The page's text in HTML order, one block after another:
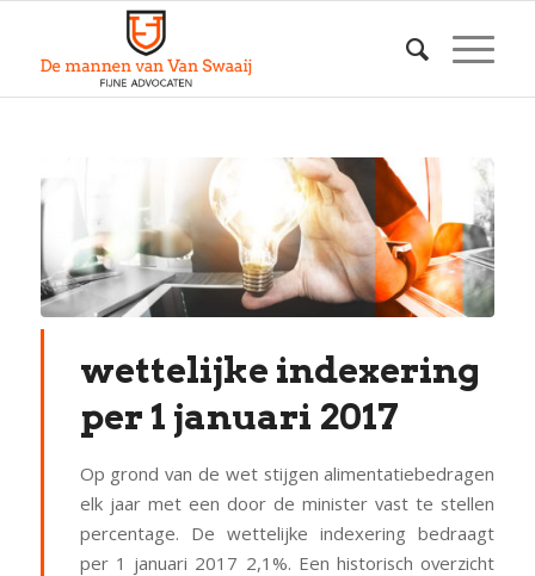
wettelijke indexering
per 1 januari 2017
Op grond van de wet stijgen alimentatiebedragen
elk jaar met een door de minister vast te stellen
percentage. De wettelijke indexering bedraagt
per 1 januari 2017 2,1%. Een historisch overzicht